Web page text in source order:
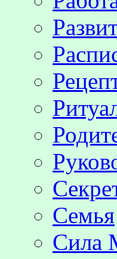
Семья
Сила